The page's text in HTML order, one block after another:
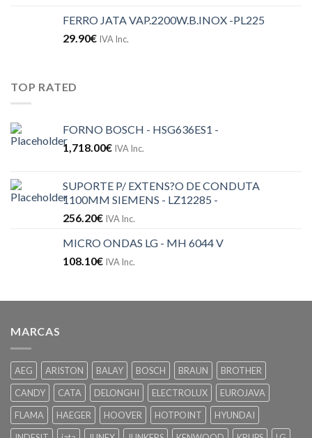
FERRO JATA VAP.2200W.B.INOX -PL225
29.90€ IVA Inc.
TOP RATED
FORNO BOSCH - HSG636ES1 -
1,718.00€ IVA Inc.
SUPORTE P/ EXTENS?O DE CONDUTA
1100MM SIEMENS - LZ12285 -
256.20€ IVA Inc.
MICRO ONDAS LG - MH 6044 V
108.10€ IVA Inc.
MARCAS
AEG ARISTON BALAY BOSCH BRAUN
BROTHER
CANDY
CATA DELONGHI ELECTROLUX
EUROJAVA
FLAMA
HAEGER HOOVER HOTPOINT
HYUNDAI